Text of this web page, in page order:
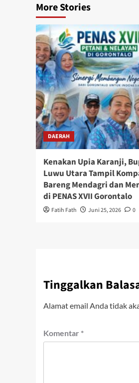
More Stories
DAERAH
Kenakan Upia Karanji,
Luwu Utara Tampil
Bareng Mendagri dan
di PENAS XVII Gorontalo
Fatih Fath Juni 25, 2026 0
Tinggalkan
Alamat email Anda tidak
Komentar *